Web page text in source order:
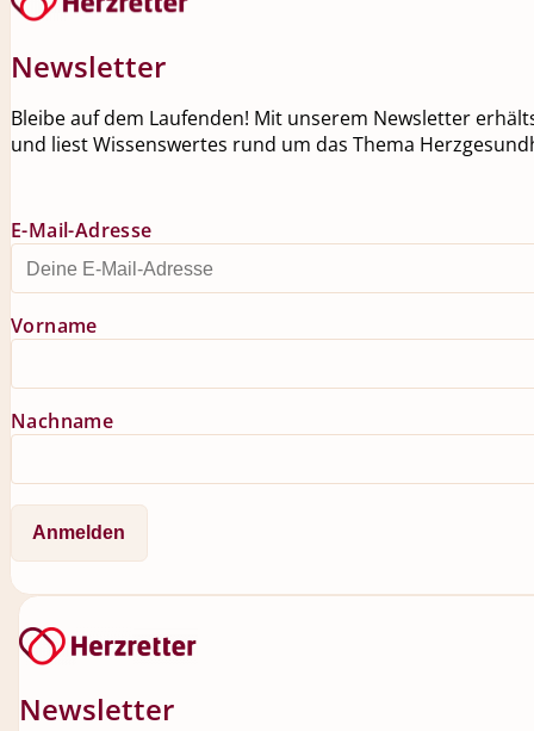
Newsletter
Bleibe auf dem Laufenden! Mit unserem Newsletter
und liest Wissenswertes rund um das Thema
E-Mail-Adresse
Vorname
Nachname
Newsletter